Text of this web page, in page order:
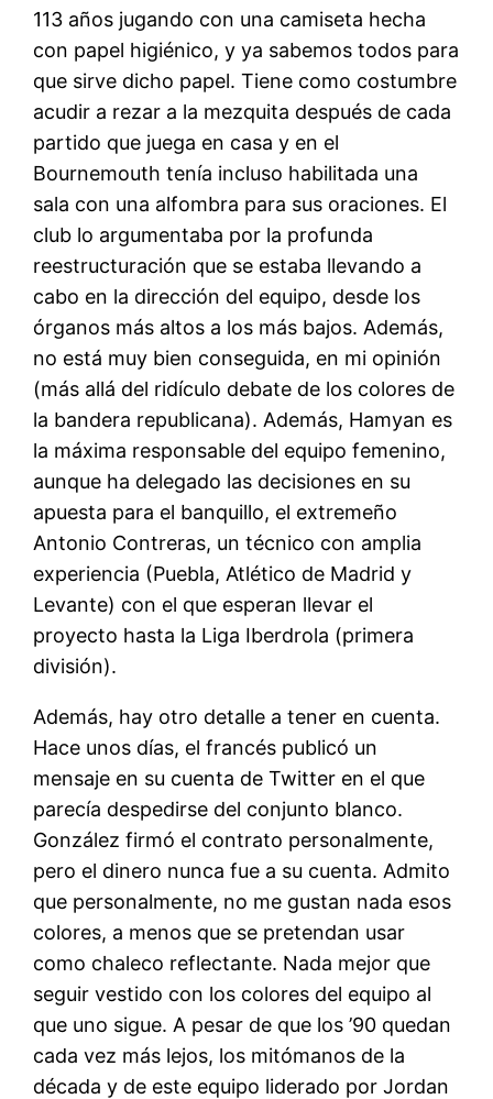
113 años jugando con una camiseta hecha
con papel higiénico, y ya sabemos todos para
que sirve dicho papel. Tiene como costumbre
acudir a rezar a la mezquita después de cada
partido que juega en casa y en el
Bournemouth tenía incluso habilitada una
sala con una alfombra para sus oraciones. El
club lo argumentaba por la profunda
reestructuración que se estaba llevando a
cabo en la dirección del equipo, desde los
órganos más altos a los más bajos. Además,
no está muy bien conseguida, en mi opinión
(más allá del ridículo debate de los colores de
la bandera republicana). Además, Hamyan es
la máxima responsable del equipo femenino,
aunque ha delegado las decisiones en su
apuesta para el banquillo, el extremeño
Antonio Contreras, un técnico con amplia
experiencia (Puebla, Atlético de Madrid y
Levante) con el que esperan llevar el
proyecto hasta la Liga Iberdrola (primera
división).
Además, hay otro detalle a tener en cuenta.
Hace unos días, el francés publicó un
mensaje en su cuenta de Twitter en el que
parecía despedirse del conjunto blanco.
González firmó el contrato personalmente,
pero el dinero nunca fue a su cuenta. Admito
que personalmente, no me gustan nada esos
colores, a menos que se pretendan usar
como chaleco reflectante. Nada mejor que
seguir vestido con los colores del equipo al
que uno sigue. A pesar de que los ’90 quedan
cada vez más lejos, los mitómanos de la
década y de este equipo liderado por Jordan